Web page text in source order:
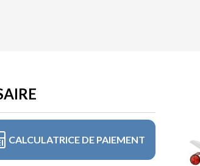
CALCULATRICE DE PAIEMENT